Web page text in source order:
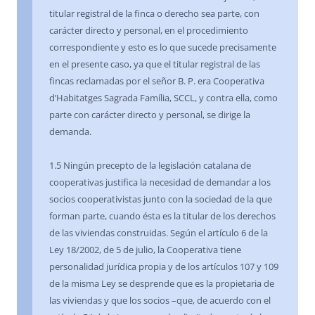
titular registral de la finca o derecho sea parte, con
carácter directo y personal, en el procedimiento
correspondiente y esto es lo que sucede precisamente
en el presente caso, ya que el titular registral de las
fincas reclamadas por el señor B. P. era Cooperativa
d’Habitatges Sagrada Família, SCCL, y contra ella, como
parte con carácter directo y personal, se dirige la
demanda.
1.5 Ningún precepto de la legislación catalana de
cooperativas justifica la necesidad de demandar a los
socios cooperativistas junto con la sociedad de la que
forman parte, cuando ésta es la titular de los derechos
de las viviendas construidas. Según el artículo 6 de la
Ley 18/2002, de 5 de julio, la Cooperativa tiene
personalidad jurídica propia y de los artículos 107 y 109
de la misma Ley se desprende que es la propietaria de
las viviendas y que los socios –que, de acuerdo con el